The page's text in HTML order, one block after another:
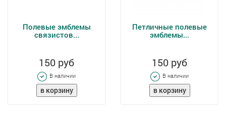
Полевые эмблемы
связистов...
150 руб
В наличии
Петличные полевые
эмблемы...
150 руб
В наличии